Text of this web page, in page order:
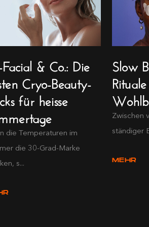
Facial & Co.: Die
Cryo-Beauty-
für heisse
die Temperaturen im
die 30-Grad-Marke
s...
Slow
Zwischen
ständiger
MEHR